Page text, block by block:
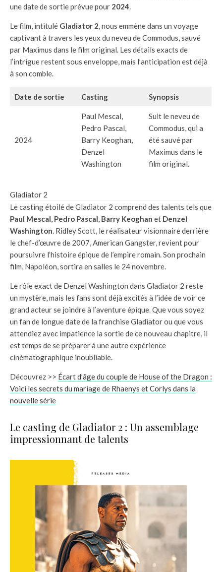
une date de sortie prévue pour 2024.
Le film, intitulé Gladiator 2, nous emmène dans un voyage
captivant à travers les yeux du neveu de Commodus, sauvé
par Maximus dans le film original. Les détails exacts de
l’intrigue restent sous enveloppe, mais l’anticipation est déjà
à son comble.
Date de sortie Casting Synopsis
2024
Paul Mescal,
Pedro Pascal,
Barry Keoghan,
Denzel
Washington
Suit le neveu de
Commodus, qui a
été sauvé par
Maximus dans le
film original.
Gladiator 2
Le casting étoilé de Gladiator 2 comprend des talents tels que
Paul Mescal, Pedro Pascal, Barry Keoghan et Denzel
Washington. Ridley Scott, le réalisateur visionnaire derrière
le chef-d’œuvre de 2007, American Gangster, revient pour
poursuivre l’histoire épique de l’empire romain. Son prochain
film, Napoléon, sortira en salles le 24 novembre.
Le rôle exact de Denzel Washington dans Gladiator 2 reste
un mystère, mais les fans sont déjà excités à l’idée de voir ce
grand acteur se joindre à l’aventure épique. Que vous soyez
un fan de longue date de la franchise Gladiator ou que vous
attendiez avec impatience la sortie de ce nouveau chapitre, il
est temps de se préparer à une autre expérience
cinématographique inoubliable.
Découvrez >> Écart d’âge du couple de House of the Dragon :
Voici les secrets du mariage de Rhaenys et Corlys dans la
nouvelle série
Le casting de Gladiator 2 : Un assemblage
impressionnant de talents